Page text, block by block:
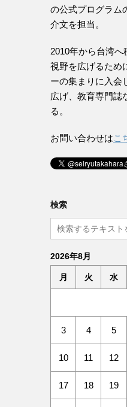
の公式プログラム
介文を担当。
2010年から台湾へ
視野を広げるため
ーの集まりに入会
広げ、教育専門誌
る。
お問い合わせはこ
検索
2026年8月
月 火 水
3 4 5
10 11 12
17 18 19